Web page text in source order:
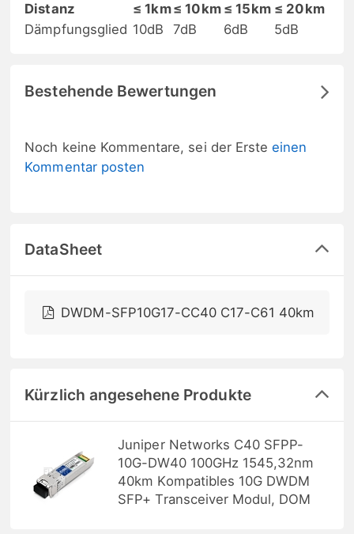
Distanz
≤ 1km≤ 10km ≤ 15km ≤ 20km
Dämpfungsglied 10dB 7dB 6dB 5dB
Bestehende Bewertungen
Noch keine Kommentare, sei der Ersteeinen
Kommentar posten
DataSheet
DWDM-SFP10G17-CC40 C17-C61 40km
Kürzlich angesehene Produkte
Juniper Networks C40 SFPP-
10G-DW40 100GHz 1545,32nm
40km Kompatibles 10G DWDM
SFP+ Transceiver Modul, DOM